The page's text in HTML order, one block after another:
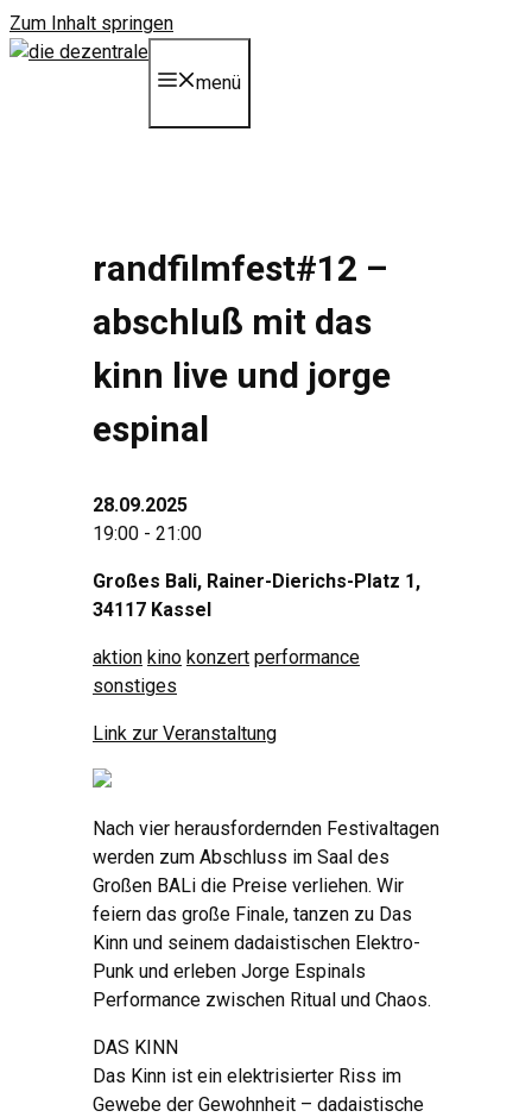
Zum Inhalt springen
menü
randfilmfest#12 –
abschluß mit das
kinn live und jorge
espinal
28.09.2025
19:00 - 21:00
Großes Bali, Rainer-Dierichs-Platz 1,
34117 Kassel
aktion kino konzert performance
sonstiges
Link zur Veranstaltung
Nach vier herausfordernden Festivaltagen
werden zum Abschluss im Saal des
Großen BALi die Preise verliehen. Wir
feiern das große Finale, tanzen zu Das
Kinn und seinem dadaistischen Elektro-
Punk und erleben Jorge Espinals
Performance zwischen Ritual und Chaos.
DAS KINN
Das Kinn ist ein elektrisierter Riss im
Gewebe der Gewohnheit – dadaistische